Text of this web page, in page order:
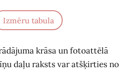
Izmēru tabula
krāsa un fotoattēlā
daļu raksts var atšķirties no